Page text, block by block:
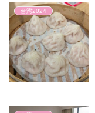
台湾2024